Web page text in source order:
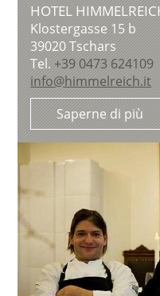
HOTEL
Klostergasse 15 b
39020Tschars
Tel.+39 0473 624109
info@himmelreich.it
Saperne di più